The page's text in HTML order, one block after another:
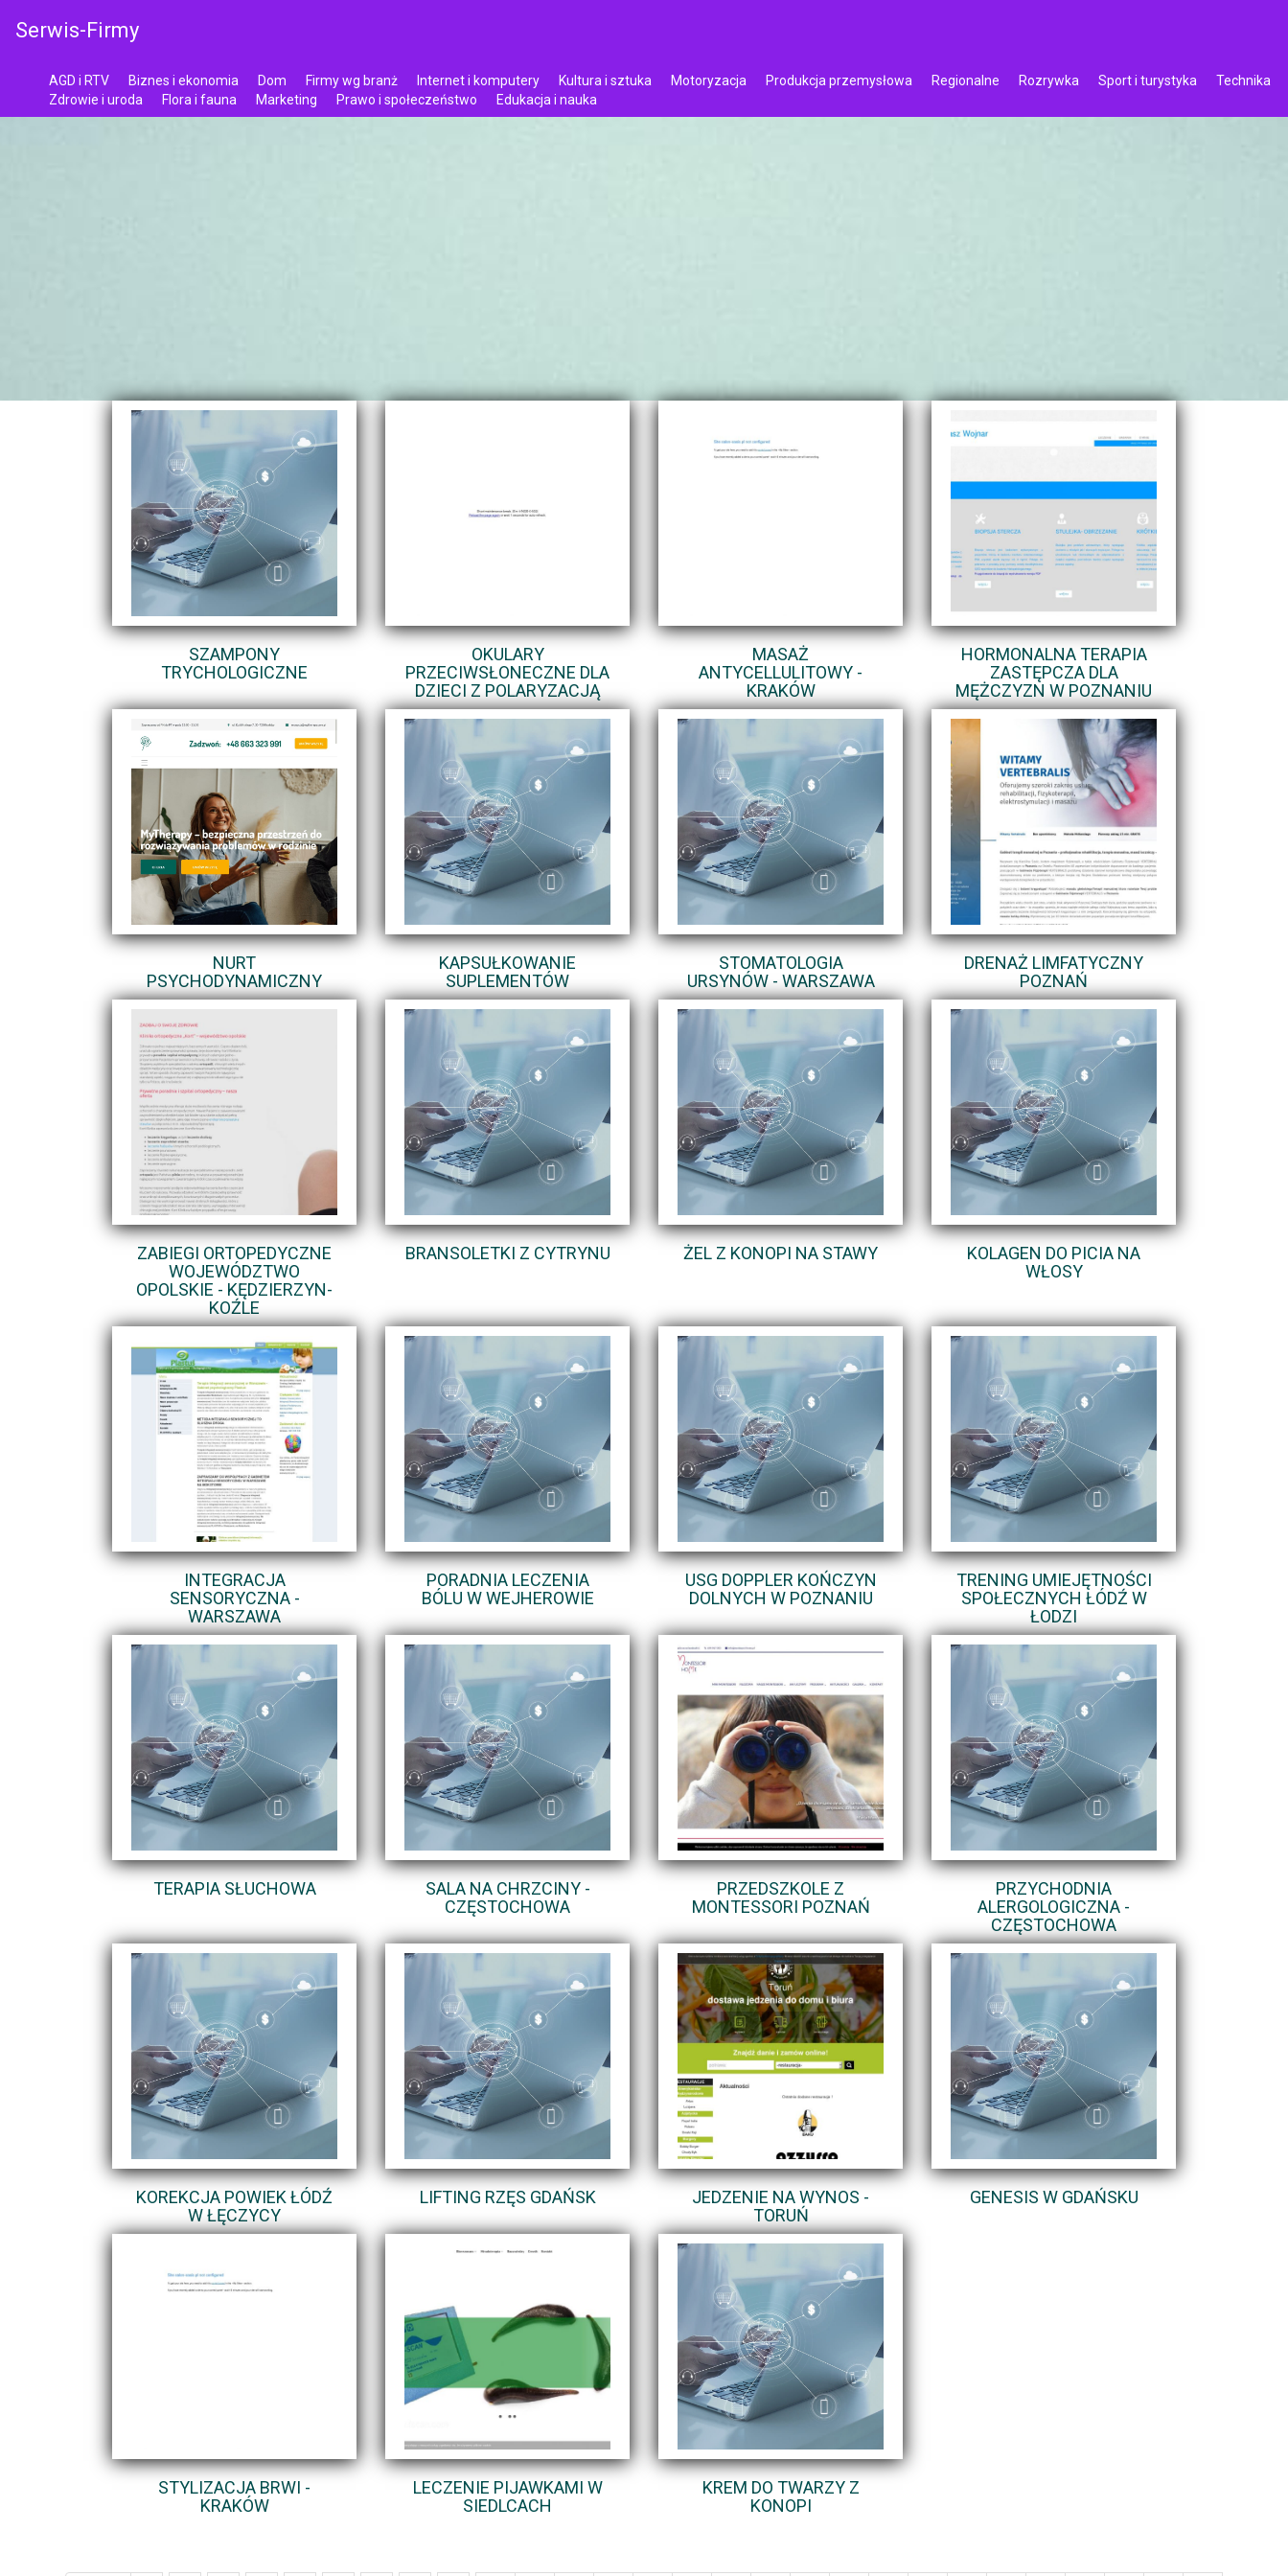
Serwis-Firmy
AGD i RTV Biznes i ekonomia Dom Firmy wg branż Internet i komputery Kultura i sztuka Motoryzacja Produkcja przemysłowa Regionalne Rozrywka Sport i turystyka
Technika
Zdrowie i uroda
Flora i fauna Marketing Prawo i społeczeństwo Edukacja i nauka
SZAMPONY
TRYCHOLOGICZNE
OKULARY
PRZECIWSŁONECZNE DLA
DZIECI Z POLARYZACJĄ
MASAŻ
ANTYCELLULITOWY -
KRAKÓW
HORMONALNA TERAPIA
ZASTĘPCZA DLA
MĘŻCZYZN W POZNANIU
NURT
PSYCHODYNAMICZNY
KAPSUŁKOWANIE
SUPLEMENTÓW
STOMATOLOGIA
URSYNÓW - WARSZAWA
DRENAŻ LIMFATYCZNY
POZNAŃ
ZABIEGI ORTOPEDYCZNE
WOJEWÓDZTWO
OPOLSKIE - KĘDZIERZYN-
KOŹLE
BRANSOLETKI Z CYTRYNU ŻEL Z KONOPI NA STAWY
KOLAGEN DO PICIA NA
WŁOSY
INTEGRACJA
SENSORYCZNA -
WARSZAWA
PORADNIA LECZENIA
BÓLU W WEJHEROWIE
USG DOPPLER KOŃCZYN
DOLNYCH W POZNANIU
TRENING UMIEJĘTNOŚCI
SPOŁECZNYCH ŁÓDŹ W
ŁODZI
TERAPIA SŁUCHOWA
SALA NA CHRZCINY -
CZĘSTOCHOWA
PRZEDSZKOLE Z
MONTESSORI POZNAŃ
PRZYCHODNIA
ALERGOLOGICZNA -
CZĘSTOCHOWA
KOREKCJA POWIEK ŁÓDŹ
W ŁĘCZYCY
LIFTING RZĘS GDAŃSK
JEDZENIE NA WYNOS -
TORUŃ
GENESIS W GDAŃSKU
STYLIZACJA BRWI -
KRAKÓW
LECZENIE PIJAWKAMI W
SIEDLCACH
KREM DO TWARZY Z
KONOPI